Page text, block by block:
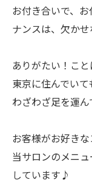
お付き合いで、
ナンスは、欠か
ありがたい！こと
東京に住んでい
わざわざ足を運
お客様がお好き
当サロンのメニュ
しています♪